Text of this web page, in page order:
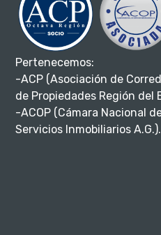
Pertenecemos:
-ACP (Asociación de
de Propiedades Región del
-ACOP (Cámara Nacional
Servicios Inmobiliarios A.G.).